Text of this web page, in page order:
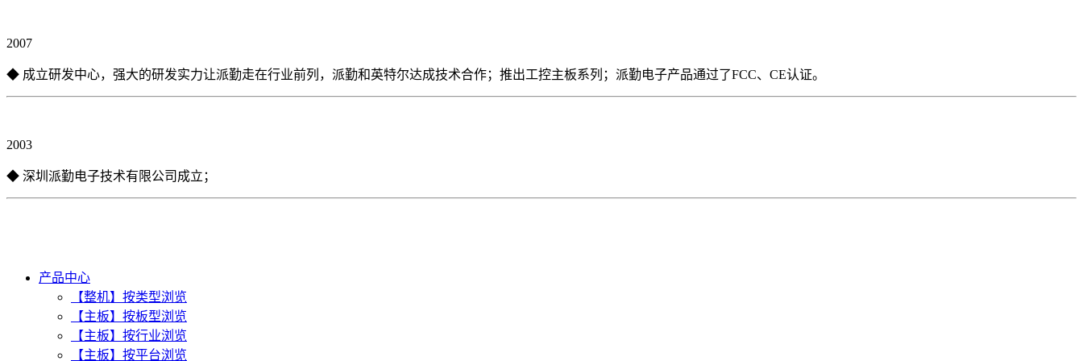
2007
◆ 成立研发中心，强大的研发实力让派勤走在行业前列，派勤和英特尔达成技术合作；推出工控主板系列；派勤电子产品通过了FCC、CE认证。
2003
◆ 深圳派勤电子技术有限公司成立；
产品中心
【整机】按类型浏览
【主板】按板型浏览
【主板】按行业浏览
【主板】按平台浏览